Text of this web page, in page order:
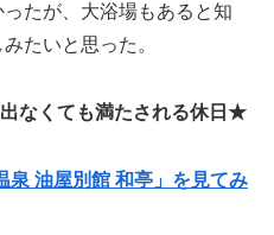
たが、大浴場もあると知
たいと思った。
なくても満たされる休日★
泉 油屋別館 和亭」を見てみ